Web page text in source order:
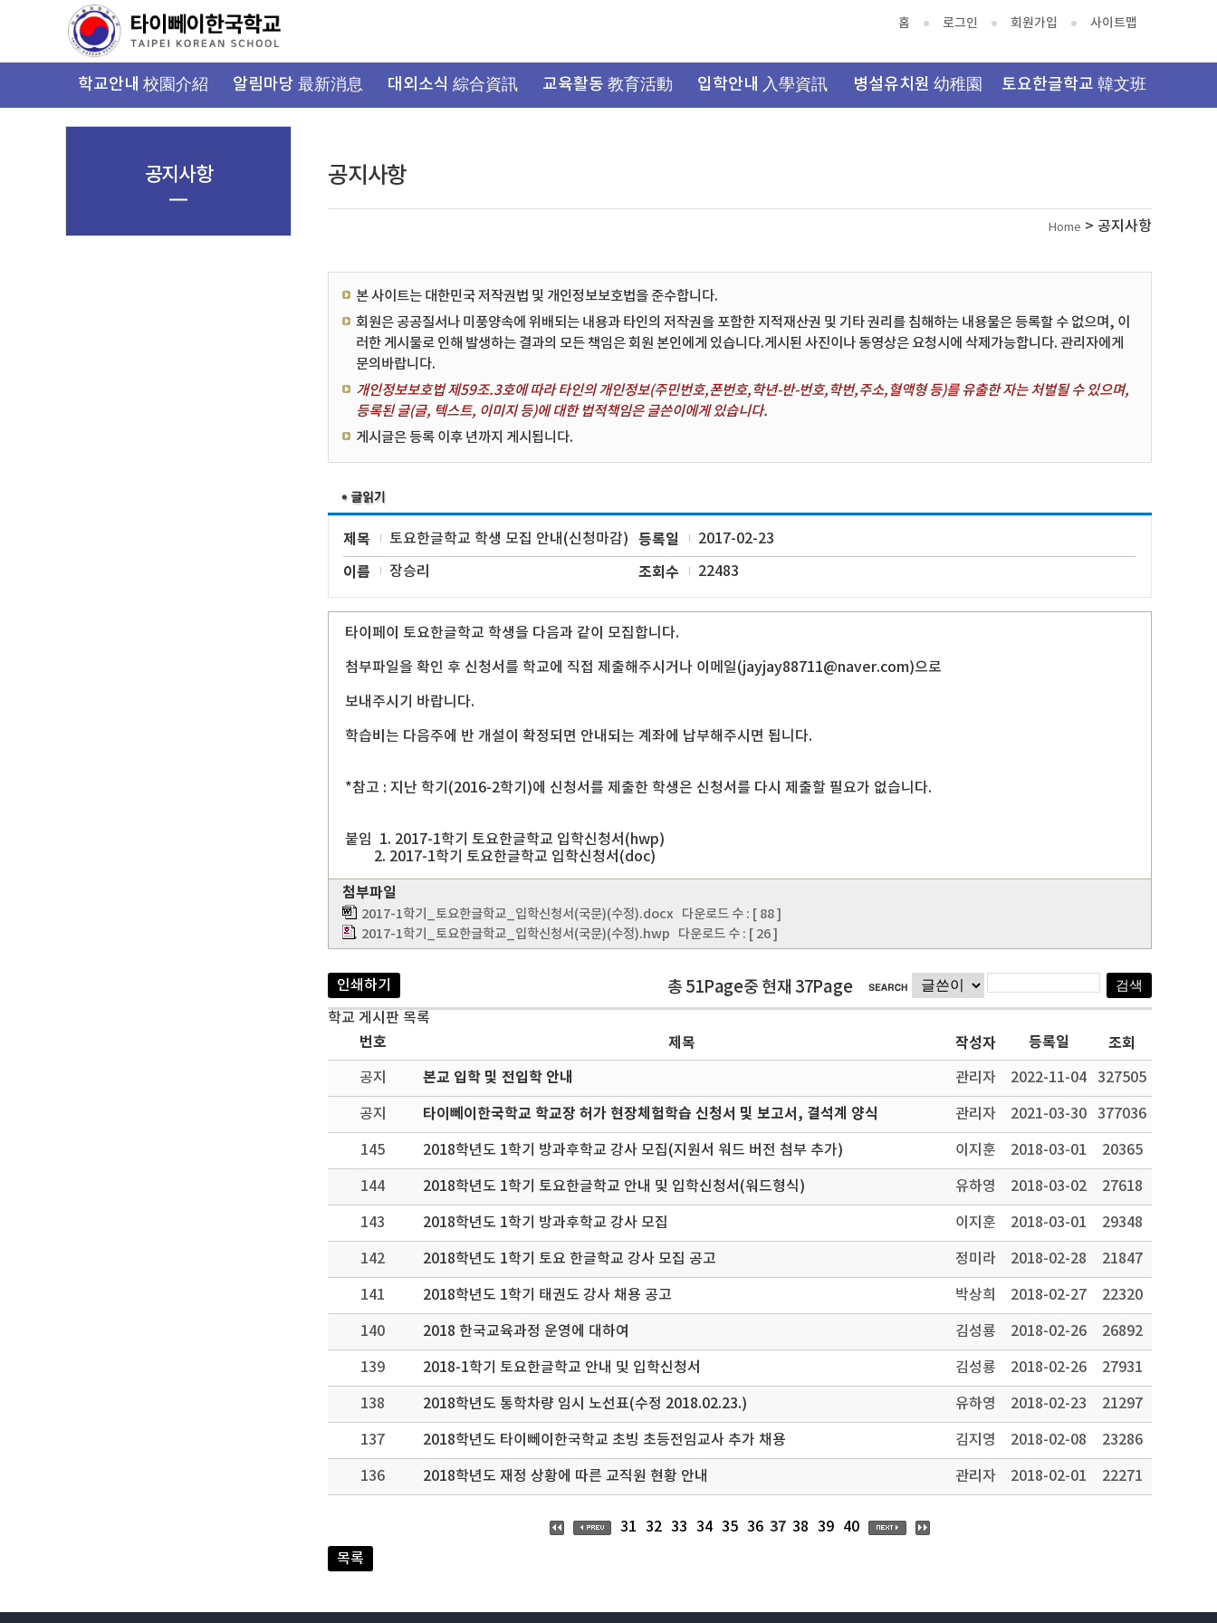
뉴
홈 로그인 회원가입 사이트맵
학교안내 校園介紹 알림마당 最新消息 대외소식 綜合資訊 교육활동 教育活動 입학안내 入學資訊 병설유치원 幼稚園 토요한글학교 韓文班
공지사항
Home > 공지사항
본 사이트는 대한민국 저작권법 및 개인정보보호법을 준수합니다.
회원은 공공질서나 미풍양속에 위배되는 내용과 타인의 저작권을 포함한 지적재산권 및 기타 권리를 침해하는 내용물은 등록할 수 없으며, 이
러한 게시물로 인해 발생하는 결과의 모든 책임은 회원 본인에게 있습니다.게시된 사진이나 동영상은 요청시에 삭제가능합니다. 관리자에게
문의바랍니다.
개인정보보호법 제59조.3호에 따라 타인의 개인정보(주민번호,폰번호,학년-반-번호,학번,주소,혈액형 등)를 유출한 자는 처벌될 수 있으며,
등록된 글(글, 텍스트, 이미지 등)에 대한 법적책임은 글쓴이에게 있습니다.
게시글은 등록 이후 년까지 게시됩니다.
제목 토요한글학교 학생 모집 안내(신청마감) 등록일 2017-02-23
이름 장승리 조회수 22483
타이페이 토요한글학교 학생을 다음과 같이 모집합니다.
첨부파일을 확인 후 신청서를 학교에 직접 제출해주시거나 이메일(jayjay88711@naver.com)으로
보내주시기 바랍니다.
학습비는 다음주에 반 개설이 확정되면 안내되는 계좌에 납부해주시면 됩니다.
*참고 : 지난 학기(2016-2학기)에 신청서를 제출한 학생은 신청서를 다시 제출할 필요가 없습니다.
붙임 1. 2017-1학기 토요한글학교 입학신청서(hwp)
2. 2017-1학기 토요한글학교 입학신청서(doc)
첨부파일
2017-1학기_토요한글학교_입학신청서(국문)(수정).docx 다운로드 수 : [ 88 ]
2017-1학기_토요한글학교_입학신청서(국문)(수정).hwp 다운로드 수 : [ 26 ]
인쇄하기 총 51Page중 현재 37Page
학교 게시판 목록
번호 제목 작성자 등록일 조회
공지 본교 입학 및 전입학 안내 관리자 2022-11-04 327505
공지 타이뻬이한국학교 학교장 허가 현장체험학습 신청서 및 보고서, 결석계 양식 관리자 2021-03-30 377036
145 2018학년도 1학기 방과후학교 강사 모집(지원서 워드 버전 첨부 추가) 이지훈 2018-03-01 20365
144 2018학년도 1학기 토요한글학교 안내 및 입학신청서(워드형식) 유하영 2018-03-02 27618
143 2018학년도 1학기 방과후학교 강사 모집 이지훈 2018-03-01 29348
142 2018학년도 1학기 토요 한글학교 강사 모집 공고 정미라 2018-02-28 21847
141 2018학년도 1학기 태권도 강사 채용 공고 박상희 2018-02-27 22320
140 2018 한국교육과정 운영에 대하여 김성룡 2018-02-26 26892
139 2018-1학기 토요한글학교 안내 및 입학신청서 김성룡 2018-02-26 27931
138 2018학년도 통학차량 임시 노선표(수정 2018.02.23.) 유하영 2018-02-23 21297
137 2018학년도 타이뻬이한국학교 초빙 초등전임교사 추가 채용 김지영 2018-02-08 23286
136 2018학년도 재정 상황에 따른 교직원 현황 안내 관리자 2018-02-01 22271
31 32 33 34 35 36 37 38 39
40
목록
공지사항